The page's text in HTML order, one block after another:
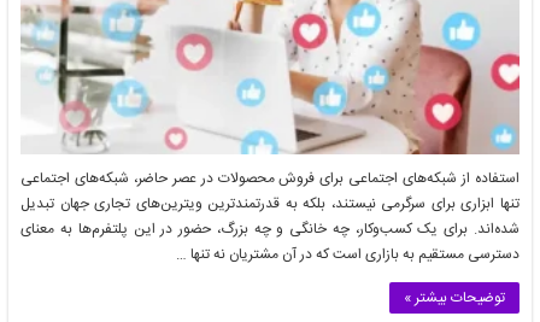
استفاده از شبکه‌های اجتماعی برای فروش محصولات در عصر حاضر، شبکه‌های اجتماعی
تنها ابزاری برای سرگرمی نیستند، بلکه به قدرتمندترین ویترین‌های تجاری جهان تبدیل
شده‌اند. برای یک کسب‌وکار، چه خانگی و چه بزرگ، حضور در این پلتفرم‌ها به معنای
دسترسی مستقیم به بازاری است که در آن مشتریان نه تنها …
توضیحات بیشتر »